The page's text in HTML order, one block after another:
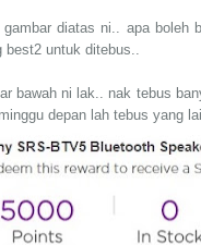
diatas ni.. apa
best2 untuk ditebus..
bawah ni lak.. nak tebus
depan lah tebus yang